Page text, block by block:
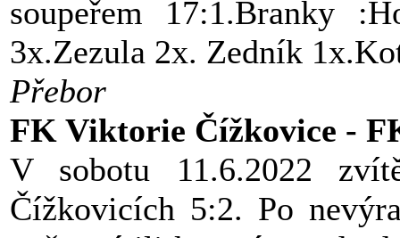
soupeřem 17:1.Branky
3x.Zezula 2x. Zedník
Přebor
FK Viktorie Čížkovice -
V sobotu 11.6.2022
Čížkovicích 5:2. Po